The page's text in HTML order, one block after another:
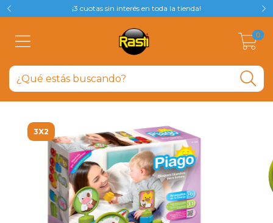
¡3 cuotas sin interés en toda la tienda!
0
3X2